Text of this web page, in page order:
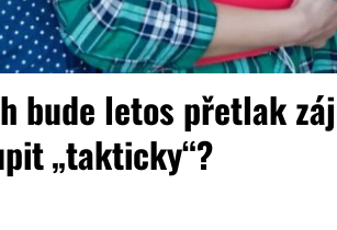
bude letos přetlak
„takticky“?